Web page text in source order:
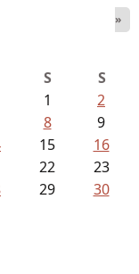
»
S
S
1
2
8
9
15
16
22
23
29
30